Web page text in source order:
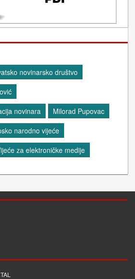
novinarsko društvo
novinara
Milorad Pupovac
narodno vijeće
za elektroničke medije